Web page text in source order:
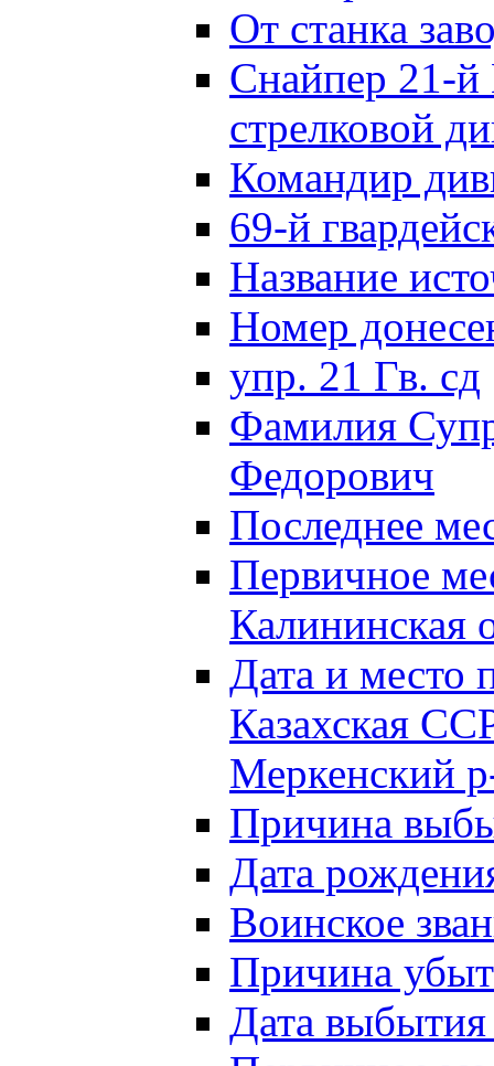
От станка
Снайпер 21-й
стрелковой
Командир
69-й
Название
Номер
упр. 21 Гв. сд
Фамилия
Федорович
Последнее
Первичное
Калининская
Дата и
Казахская
Меркенский
Причина
Дата
Воинское
Причина
Дата